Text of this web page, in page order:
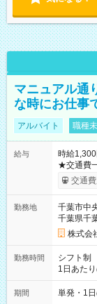
マニュアル通
な時にお仕事
アルバイト 職種
給与
時給1,300
★交通費一部支給 時給1,300円～
※勤務回
り！】
例】 ・河
×8時間＝
円の場合
円（役割手
間】試用
交通
勤務地
千葉市中
千葉県千
株式会
勤務時間
シフト制
1日あた
間は 試
期間 単発・1日